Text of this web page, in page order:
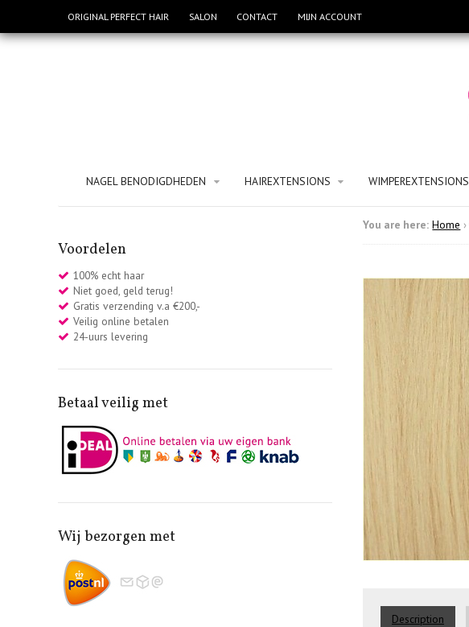
ORIGINAL PERFECT HAIR SALON CONTACT MIJN ACCOUNT
NAGEL BENODIGDHEDEN HAIREXTENSIONS WIMPEREXTENSIONS
You are here: Home ›
Description
Voordelen
100% echt haar
Niet goed, geld terug!
Gratis verzending v.a €200,-
Veilig online betalen
24-uurs levering
Betaal veilig met
Wij bezorgen met